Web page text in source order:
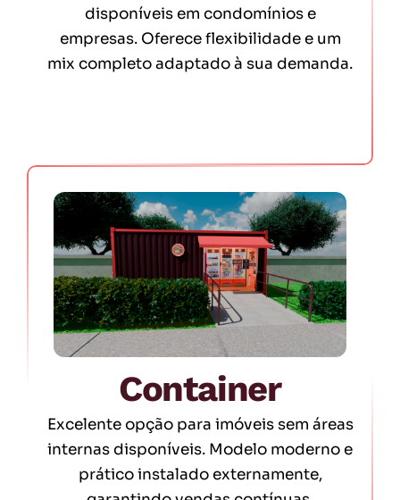
disponíveis em condomínios e
empresas. Oferece flexibilidade e um
mix completo adaptado à sua demanda.
Container
Excelente opção para imóveis sem áreas
internas disponíveis. Modelo moderno e
prático instalado externamente,